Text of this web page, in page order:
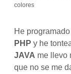
colores
He
PHP y he
JAVA me llevo
que no se me